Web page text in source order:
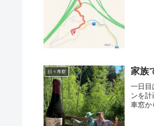
日々考察 家族
一日目
ンを
車窓か